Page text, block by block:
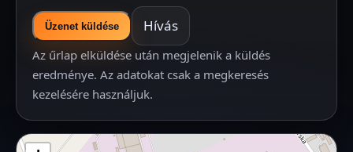
Üzenet küldése Hívás
Az űrlap elküldése után megjelenik a küldés
eredménye. Az adatokat csak a megkeresés
kezelésére használjuk.